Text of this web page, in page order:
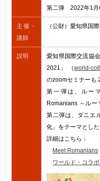
第二弾 2022年1月
主催・
講師
（公財）愛知県国
説明
愛知県国際交流協
2021」 （world-
のzoomセミナーも
第一弾は、ルー
Romanians ～ルー
第二弾は、ダニエ
化」をテーマとし
詳細はこちら：
Meet Romanians
ワールド・コラ